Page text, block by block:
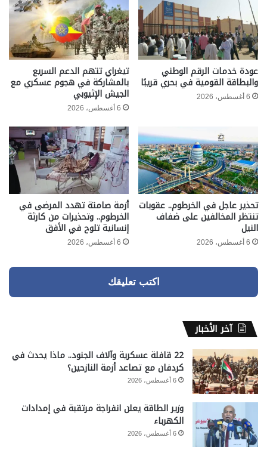
عودة خدمات الرقم الوطني
والبطاقة القومية في بحري قريبًا
6 أغسطس، 2026
تيغراي تتهم الدعم السريع
بالمشاركة في هجوم عسكري مع
الجيش الإثيوبي
6 أغسطس، 2026
تحذير عاجل في الخرطوم.. عقوبات
تنتظر المخالفين على ضفاف
النيل
6 أغسطس، 2026
أزمة صامتة تهدد المرضى في
الخرطوم.. وتحذيرات من كارثة
إنسانية تلوح في الأفق
6 أغسطس، 2026
اكتب تعليقك
آخر الأخبار
22 قافلة عسكرية وآلاف الجنود.. ماذا يحدث في
كردفان مع تصاعد أزمة النازحين؟
6 أغسطس، 2026
وزير الطاقة يعلن انفراجة مرتقبة في إمدادات
الكهرباء
6 أغسطس، 2026